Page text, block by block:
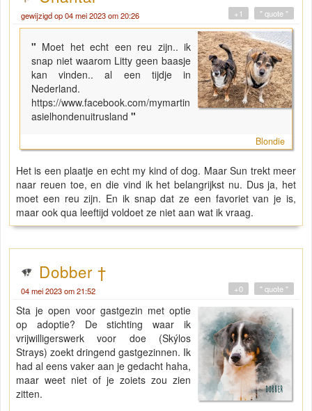
gewijzigd op 04 mei 2023 om 20:26 " quote "
+1
" Moet het echt een reu zijn.. ik
snap niet waarom Litty geen baasje
kan vinden.. al een tijdje in
Nederland.
https://www.facebook.com/mymartin
asielhondenuitrusland "
Blondie
Het is een plaatje en echt my kind of dog. Maar Sun trekt meer
naar reuen toe, en die vind ik het belangrijkst nu. Dus ja, het
moet een reu zijn. En ik snap dat ze een favoriet van je is,
maar ook qua leeftijd voldoet ze niet aan wat ik vraag.
Dobber †
04 mei 2023 om 21:52 " quote "
+0
Sta je open voor gastgezin met optie
op adoptie? De stichting waar ik
vrijwilligerswerk voor doe (Skýlos
Strays) zoekt dringend gastgezinnen. Ik
had al eens vaker aan je gedacht haha,
maar weet niet of je zoiets zou zien
zitten.